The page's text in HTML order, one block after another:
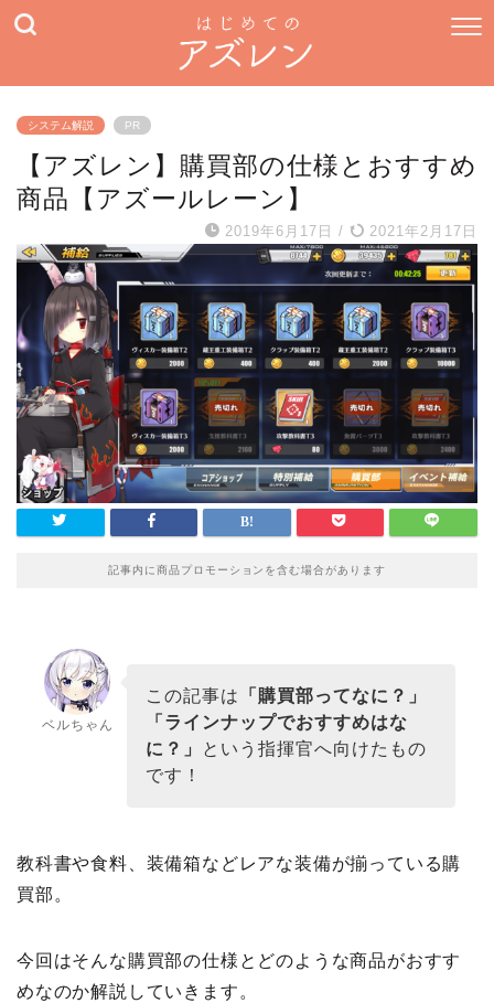
システム解説 PR
【アズレン】購買部の仕様とおすすめ
商品【アズールレーン】
2019年6月17日 / 2021年2月17日
記事内に商品プロモーションを含む場合があります
ベルちゃん
この記事は
「購買部ってなに？」
「ラインナップでおすすめはな
に？」
という指揮官へ向けたもの
です！
教科書や食料、装備箱などレアな装備が揃っている購
買部。
今回はそんな購買部の仕様とどのような商品がおすす
めなのか解説していきます。